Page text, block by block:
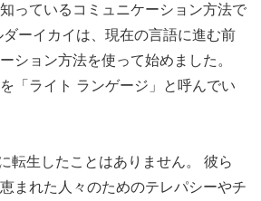
っているコミュニケーション方法で
ーイカイは、現在の言語に進む前
ション方法を使って始めました。
「ライト ランゲージ」と呼んでい
転生したことはありません。 彼ら
まれた人々のためのテレパシーやチ